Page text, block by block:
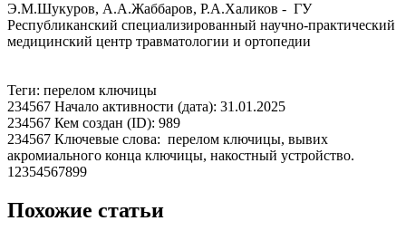
Э.М.Шукуров, А.А.Жаббаров, Р.А.Халиков - ГУ
Республиканский специализированный научно-практический
медицинский центр травматологии и ортопедии
Теги: перелом ключицы
234567 Начало активности (дата): 31.01.2025
234567 Кем создан (ID): 989
234567 Ключевые слова: перелом ключицы, вывих
акромиального конца ключицы, накостный устройство.
12354567899
Похожие статьи